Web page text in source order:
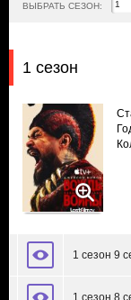
ВЫБРАТЬ СЕЗОН:
1 сезон
1 сезон 9